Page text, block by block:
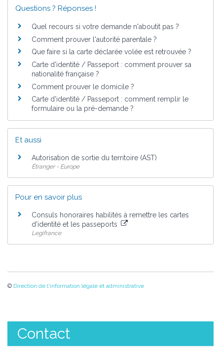
Questions ? Réponses !
Quel recours si votre demande n'aboutit pas ?
Comment prouver l'autorité parentale ?
Que faire si la carte déclarée volée est retrouvée ?
Carte d'identité / Passeport : comment prouver sa
nationalité française ?
Comment prouver le domicile ?
Carte d'identité / Passeport : comment remplir le
formulaire ou la pré-demande ?
Et aussi
Autorisation de sortie du territoire (AST)
Étranger - Europe
Pour en savoir plus
Consuls honoraires habilités à remettre les cartes
d'identité et les passeports
Legifrance
© Direction de l'information légale et administrative
Contact